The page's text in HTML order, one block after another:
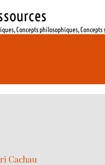
Concepts philosophiques,
Cachau